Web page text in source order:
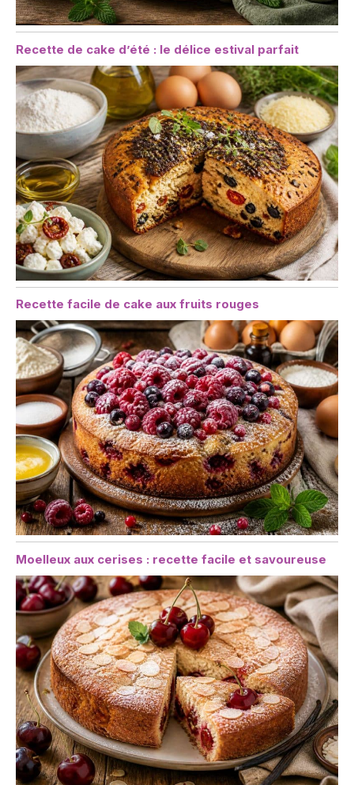
Recette de cake d’été : le délice estival parfait
Recette facile de cake aux fruits rouges
Moelleux aux cerises : recette facile et savoureuse